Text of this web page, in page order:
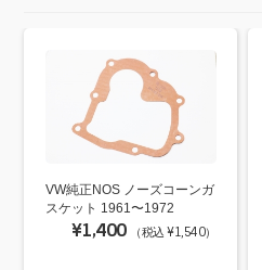
VW純正NOS ノーズコーンガ
スケット 1961〜1972
¥1,400 （税込 ¥1,540）